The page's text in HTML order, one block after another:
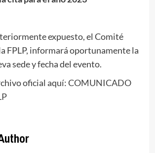
expuesto, el Comité
FPLP, informará oportunamente la
sede y fecha del evento.
oficial aquí:COMUNICADO